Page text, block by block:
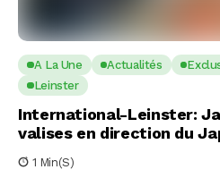
A La Une Actualités
Leinster
International-Leinster:
valises en direction du
1 Min(s)